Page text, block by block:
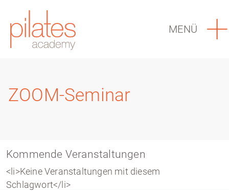
MENÜ
ZOOM-Seminar
Kommende Veranstaltungen
<li>Keine Veranstaltungen mit diesem
Schlagwort</li>